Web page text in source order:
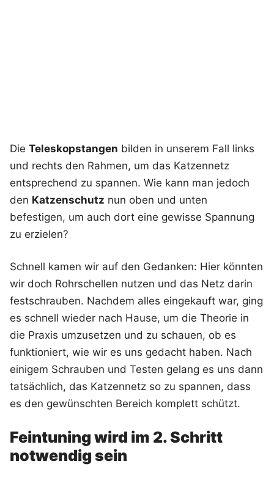
Die Teleskopstangen bilden in unserem Fall links
und rechts den Rahmen, um das Katzennetz
entsprechend zu spannen. Wie kann man jedoch
den Katzenschutz nun oben und unten
befestigen, um auch dort eine gewisse Spannung
zu erzielen?
Schnell kamen wir auf den Gedanken: Hier könnten
wir doch Rohrschellen nutzen und das Netz darin
festschrauben. Nachdem alles eingekauft war, ging
es schnell wieder nach Hause, um die Theorie in
die Praxis umzusetzen und zu schauen, ob es
funktioniert, wie wir es uns gedacht haben. Nach
einigem Schrauben und Testen gelang es uns dann
tatsächlich, das Katzennetz so zu spannen, dass
es den gewünschten Bereich komplett schützt.
Feintuning wird im 2. Schritt
notwendig sein